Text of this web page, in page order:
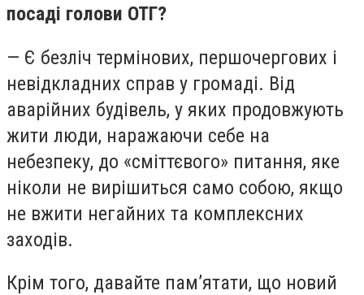
посаді голови ОТГ?
— Є безліч термінових, першочергових і
невідкладних справ у громаді. Від
аварійних будівель, у яких продовжують
жити люди, наражаючи себе на
небезпеку, до «сміттєвого» питання, яке
ніколи не вирішиться само собою, якщо
не вжити негайних та комплексних
заходів.
Крім того, давайте пам’ятати, що новий